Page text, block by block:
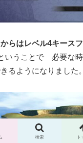
らはレベル4キース
いうことで 必要な
るようになりました。
検索 ト